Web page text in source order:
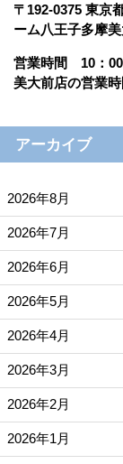
〒192-0375 東京
ーム八王子多摩
営業時間 10：00
美大前店の営業
アーカイブ
2026年8月
2026年7月
2026年6月
2026年5月
2026年4月
2026年3月
2026年2月
2026年1月